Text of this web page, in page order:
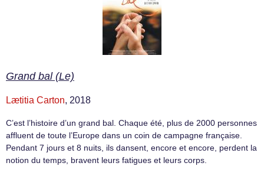
Grand bal (Le)
Lætitia Carton, 2018
C’est l’histoire d’un grand bal. Chaque été, plus de 2000 personnes
affluent de toute l’Europe dans un coin de campagne française.
Pendant 7 jours et 8 nuits, ils dansent, encore et encore, perdent la
notion du temps, bravent leurs fatigues et leurs corps.